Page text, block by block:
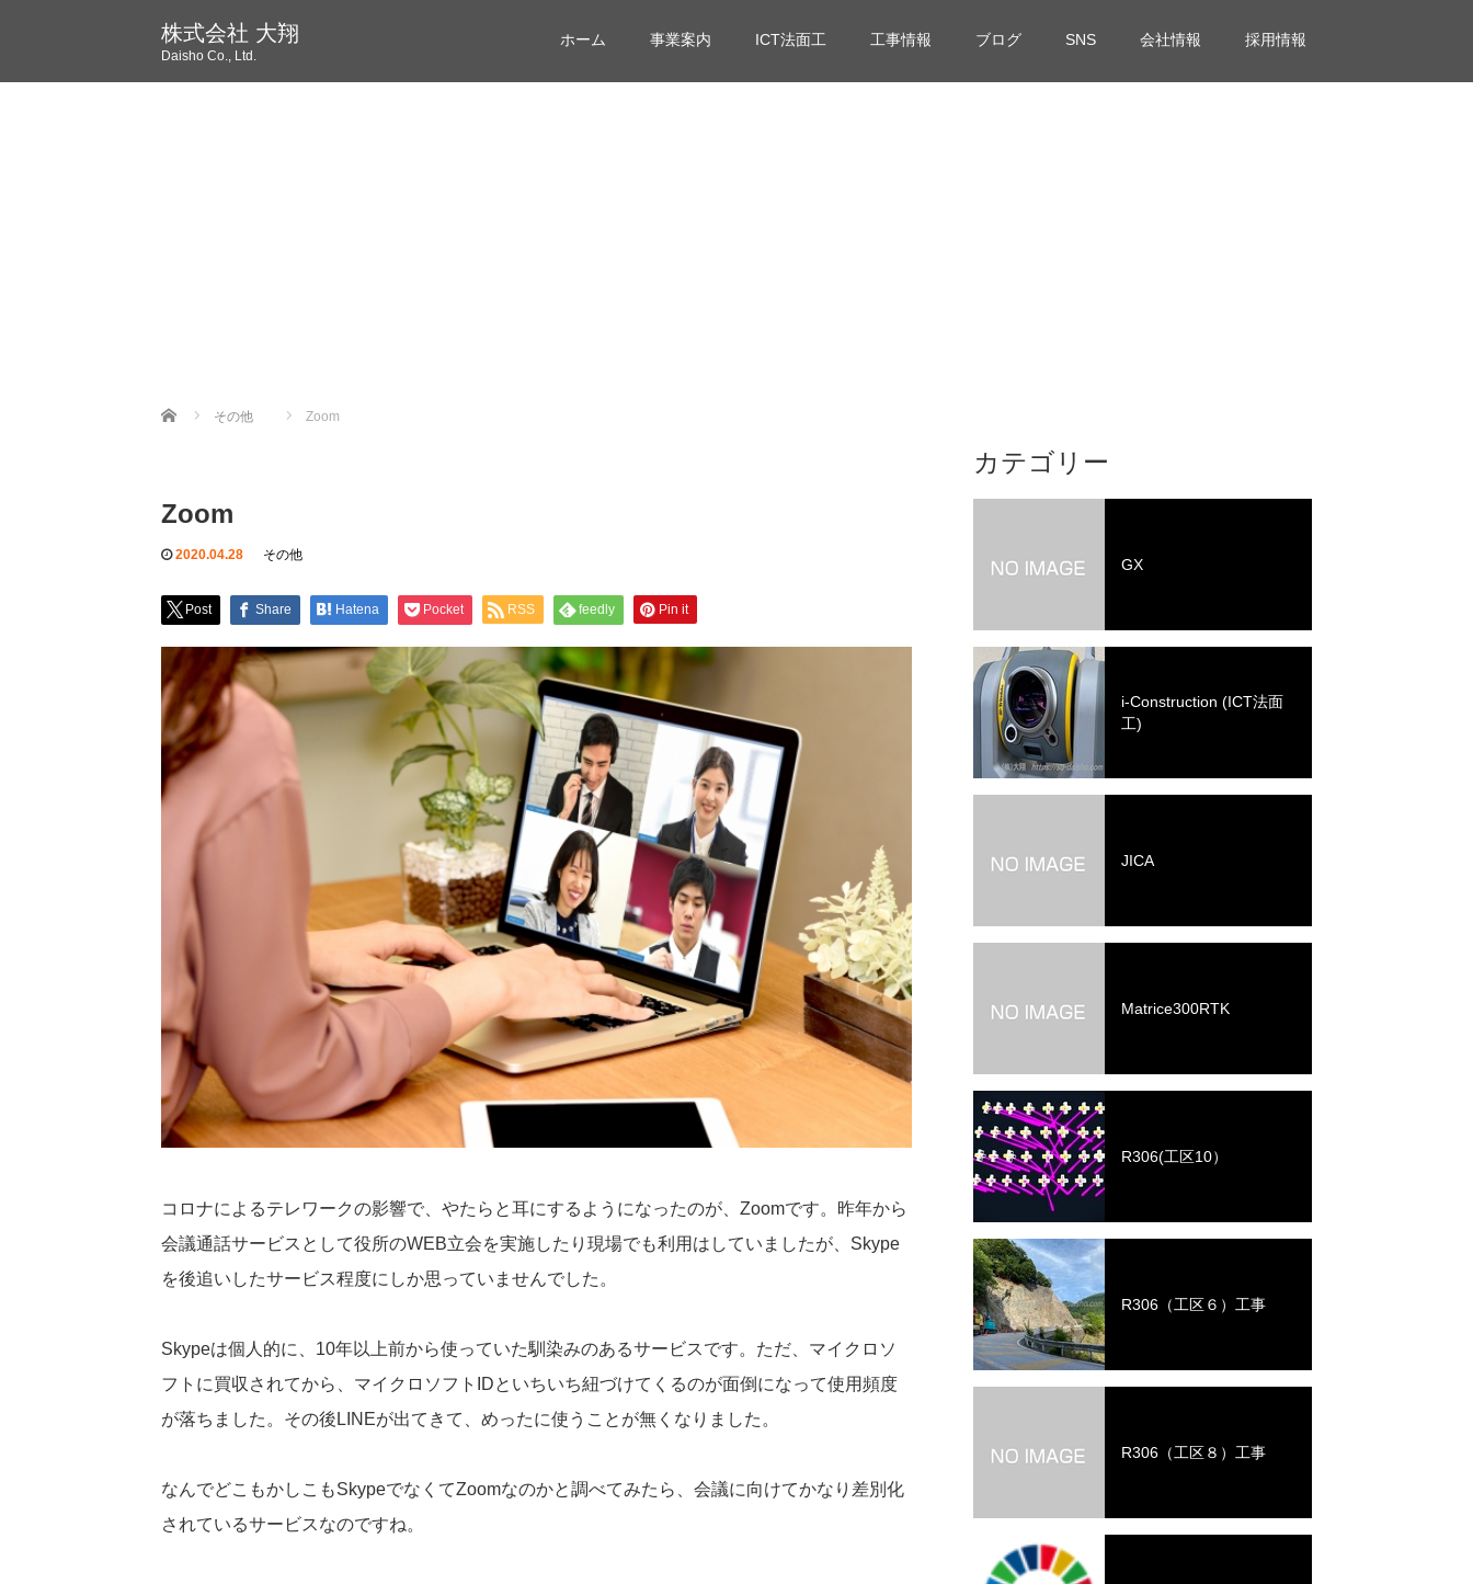
株式会社 大翔
Daisho Co., Ltd.
ホーム 事業案内 ICT法面工 工事情報 ブログ SNS 会社情報 採用情報
Home その他 Zoom
Zoom
2020.04.28 その他
Post Share Hatena Pocket RSS feedly Pin it
コロナによるテレワークの影響で、やたらと耳にするようになったのが、Zoomです。昨年から
会議通話サービスとして役所のWEB立会を実施したり現場でも利用はしていましたが、Skype
を後追いしたサービス程度にしか思っていませんでした。
Skypeは個人的に、10年以上前から使っていた馴染みのあるサービスです。ただ、マイクロソ
フトに買収されてから、マイクロソフトIDといちいち紐づけてくるのが面倒になって使用頻度
が落ちました。その後LINEが出てきて、めったに使うことが無くなりました。
なんでどこもかしこもSkypeでなくてZoomなのかと調べてみたら、会議に向けてかなり差別化
されているサービスなのですね。
カテゴリー
GX
i-Construction (ICT法面
工)
JICA
Matrice300RTK
R306(工区10）
R306（工区６）工事
R306（工区８）工事